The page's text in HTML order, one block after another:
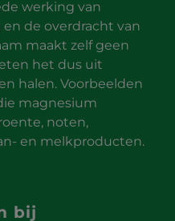
werking van
de overdracht van
maakt zelf geen
het dus uit
halen. Voorbeelden
magnesium
noten,
en melkproducten.
bij